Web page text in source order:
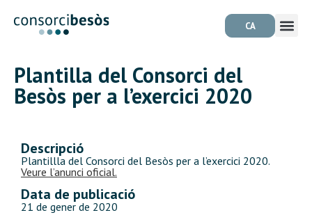
CA
Plantilla del Consorci del
Besòs per a l’exercici 2020
Descripció
Plantillla del Consorci del Besòs per a l’exercici 2020.
Veure l’anunci oficial.
Data de publicació
21 de gener de 2020